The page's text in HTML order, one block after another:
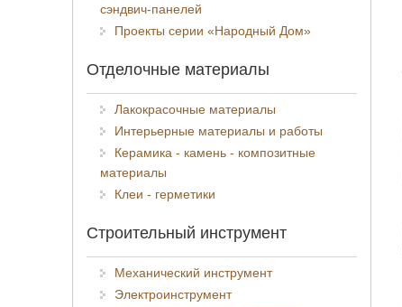
сэндвич-панелей
Проекты серии «Народный Дом»
Отделочные материалы
Лакокрасочные материалы
Интерьерные материалы и работы
Керамика - камень - композитные
материалы
Клеи - герметики
Строительный инструмент
Механический инструмент
Электроинструмент